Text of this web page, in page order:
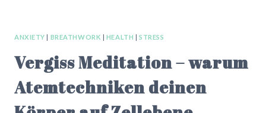
ANXIETY BREATHWORK HEALTH STRESS
Vergiss Meditation – warum
Atemtechniken deinen